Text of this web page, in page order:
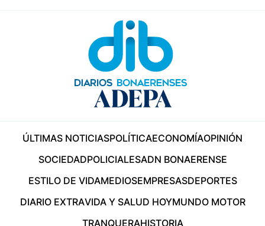
ÚLTIMAS NOTICIASPOLÍTICAECONOMÍAOPINIÓN
SOCIEDADPOLICIALESADN BONAERENSE
ESTILO DE VIDAMEDIOSEMPRESASDEPORTES
DIARIO EXTRAVIDA Y SALUD HOYMUNDO MOTOR
TRANQUERAHISTORIA